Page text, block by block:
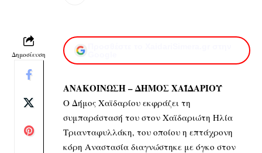
Δημοσίευση
ΑΝΑΚΟΙΝΩΣΗ – ΔΗΜΟΣ ΧΑΪΔΑΡΙΟΥ
Ο Δήμος Χαϊδαρίου εκφράζει τη
συμπαράστασή του στον Χαϊδαριώτη Ηλία
Τριανταφυλλάκη, του οποίου η επτάχρονη
κόρη Αναστασία διαγνώστηκε με όγκο στον